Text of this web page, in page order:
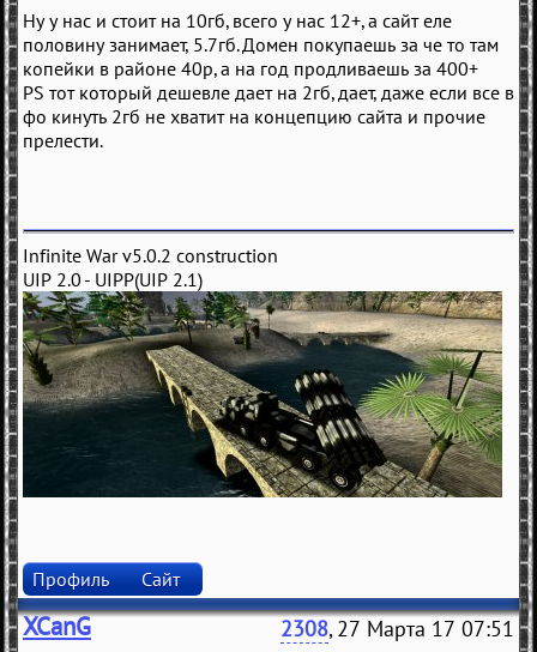
Ну у нас и стоит на 10гб, всего у нас 12+, а сайт еле
половину занимает, 5.7гб. Домен покупаешь за че то там
копейки в районе 40р, а на год продливаешь за 400+
PS тот который дешевле дает на 2гб, дает, даже если все в
фо кинуть 2гб не хватит на концепцию сайта и прочие
прелести.
Infinite War v5.0.2 construction
UIP 2.0 - UIPP(UIP 2.1)
Профиль Сайт
XCanG 2308, 27 Марта 17 07:51